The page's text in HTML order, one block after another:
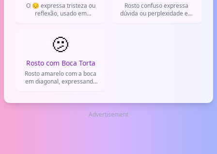
O 😔 expressa tristeza ou
reflexão, usado em
Rosto confuso expressa
dúvida ou perplexidade em
🫤
Rosto com Boca Torta
Rosto amarelo com a boca
em diagonal, expressando
Advertisement